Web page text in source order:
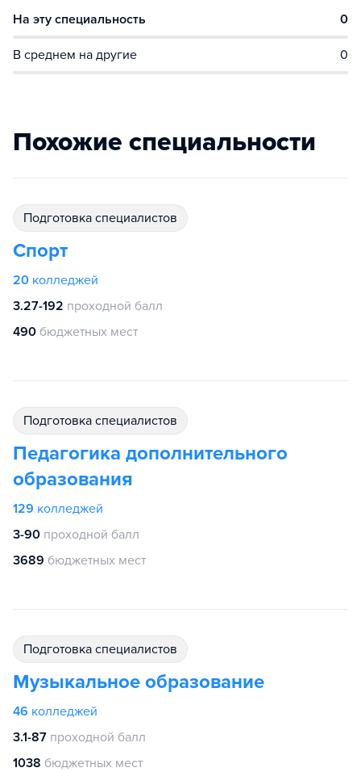
На эту специальность 0
В среднем на другие 0
Похожие специальности
подготовка специалистов
Спорт
20 колледжей
3.27-192 проходной балл
490 бюджетных мест
подготовка специалистов
Педагогика дополнительного
образования
129 колледжей
3-90 проходной балл
3689 бюджетных мест
подготовка специалистов
Музыкальное образование
46 колледжей
3.1-87 проходной балл
1038 бюджетных мест